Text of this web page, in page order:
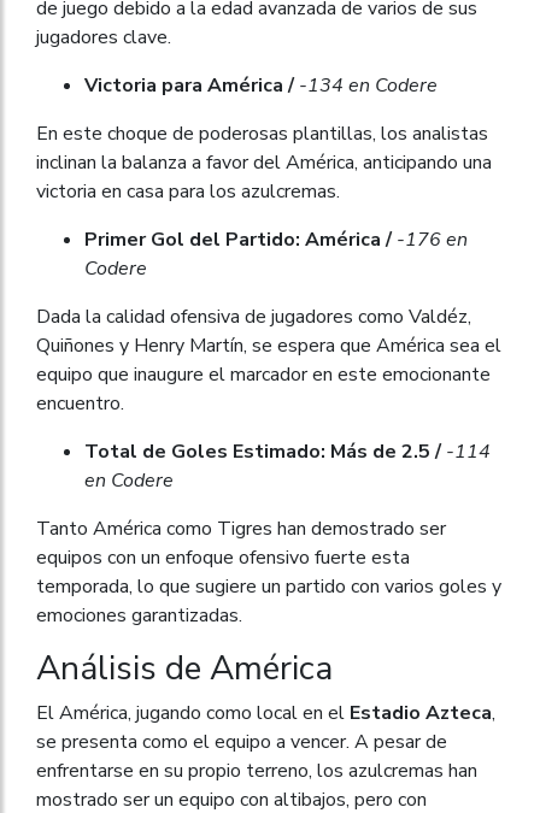
de juego debido a la edad avanzada de varios de sus
jugadores clave.
Victoria para América /-134 en Codere
En este choque de poderosas plantillas, los analistas
inclinan la balanza a favor del América, anticipando una
victoria en casa para los azulcremas.
Primer Gol del Partido: América /-176 en
Codere
Dada la calidad ofensiva de jugadores como Valdéz,
Quiñones y Henry Martín, se espera que América sea el
equipo que inaugure el marcador en este emocionante
encuentro.
Total de Goles Estimado: Más de 2.5 /-114
en Codere
Tanto América como Tigres han demostrado ser
equipos con un enfoque ofensivo fuerte esta
temporada, lo que sugiere un partido con varios goles y
emociones garantizadas.
Análisis de América
El América, jugando como local en el Estadio Azteca,
se presenta como el equipo a vencer. A pesar de
enfrentarse en su propio terreno, los azulcremas han
mostrado ser un equipo con altibajos, pero con